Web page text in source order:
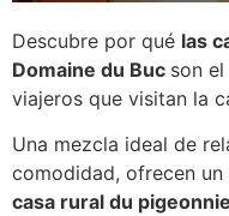
Descubre por qué las
Domaine du Buc son
viajeros que visitan la
Una mezcla ideal de
comodidad, ofrecen un
casa rural du